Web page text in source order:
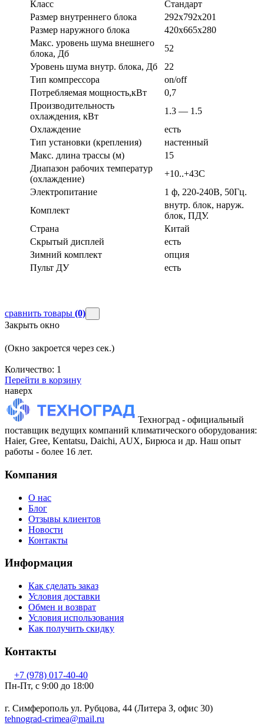
Класс
Стандарт
Размер внутреннего блока
292х792х201
Размер наружного блока
420х665х280
Макс. уровень шума внешнего
блока, Дб
52
Уровень шума внутр. блока, Дб
22
Тип компрессора
on/off
Потребляемая мощность,кВт
0,7
Производительность
охлаждения, кВт
1.3 — 1.5
Охлаждение
есть
Тип установки (крепления)
настенный
Макс. длина трассы (м)
15
Диапазон рабочих температур
(охлаждение)
+10..+43С
Электропитание
1 ф, 220-240В, 50Гц.
Комплект
внутр. блок, наруж.
блок, ПДУ.
Страна
Китай
Скрытый дисплей
есть
Зимний комплект
опция
Пульт ДУ
есть
сравнить товары (0)
Закрыть окно
(Окно закроется через сек.)
Количество: 1
Перейти в корзину
наверх
Техноград - официальный
поставщик ведущих компаний климатического оборудования:
Haier, Gree, Kentatsu, Daichi, AUX, Бирюса и др. Наш опыт
работы - более 16 лет.
Компания
О нас
Блог
Отзывы клиентов
Новости
Контакты
Информация
Как сделать заказ
Условия доставки
Обмен и возврат
Условия использования
Как получить скидку
Контакты
+7 (978) 017-40-40
Пн-Пт, c 9:00 до 18:00
г. Симферополь ул. Рубцова, 44 (Литера З, офис 30)
tehnograd-crimea@mail.ru